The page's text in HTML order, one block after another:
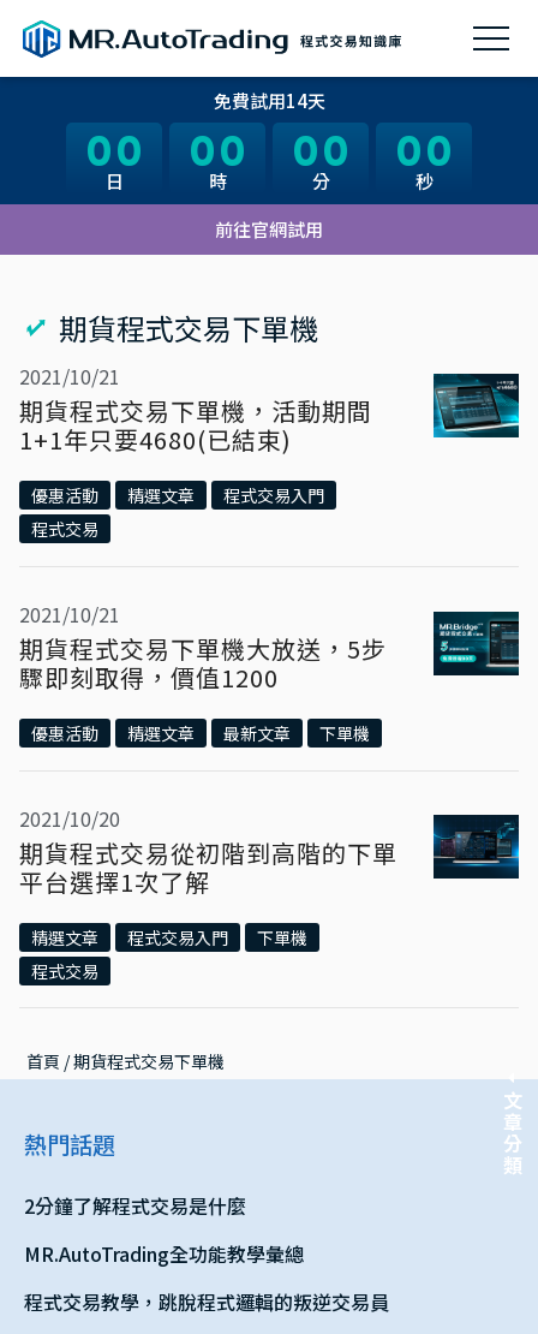
00
日 00
時 00
分 00
秒
前往官網試用
免費試用14天
00
日 00
時 00
分 00
秒
期貨程式交易下單機
2021/10/21
期貨程式交易下單機，活動期間
1+1年只要4680(已結束)
優惠活動 精選文章
程式交易入門
程式交易
2021/10/21
期貨程式交易下單機大放送，5步
驟即刻取得，價值1200
優惠活動 精選文章 最新文章 下單機
2021/10/20
期貨程式交易從初階到高階的下單
平台選擇1次了解
精選文章 程式交易入門
下單機
程式交易
首頁 / 期貨程式交易下單機
熱門話題
2分鐘了解程式交易是什麼
MR.AutoTrading全功能教學彙總
程式交易教學，跳脫程式邏輯的叛逆交易員
文章分類